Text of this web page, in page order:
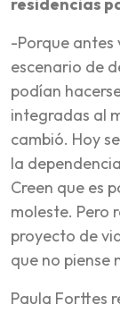
-Porque antes
escenario de
podían
integradas al
cambió. Hoy
la
Creen que es
moleste. Pero
proyecto de
que no piense
Paula Forttes